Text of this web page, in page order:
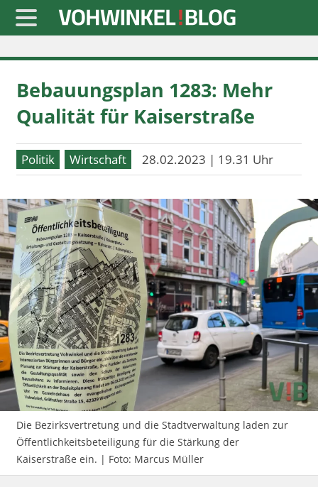
Startseite
» Blaulicht
» Freizeit
» Notizen
» Politik
» Sport
» Wirtschaft
Werbung
Datenschutz
Impressum
Bebauungsplan 1283: Mehr
Qualität für Kaiserstraße
Politik Wirtschaft 28.02.2023 | 19.31 Uhr
Die Bezirksvertretung und die Stadtverwaltung laden zur
Öffentlichkeitsbeteiligung für die Stärkung der
Kaiserstraße ein. | Foto: Marcus Müller